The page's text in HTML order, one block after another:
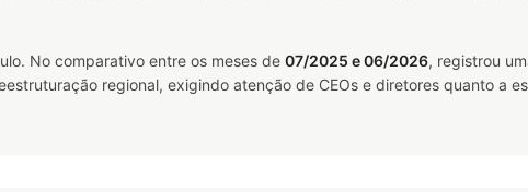
No comparativo entre os meses de 07/2025 e 06/2026, registrou
regional, exigindo atenção de CEOs e diretores quanto a